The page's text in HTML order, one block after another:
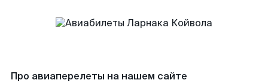
Про авиаперелеты на нашем сайте